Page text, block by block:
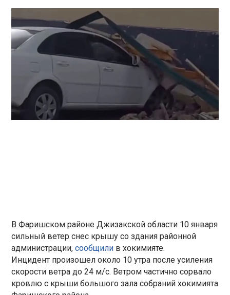
В Фаришском районе Джизакской области 10 января
сильный ветер снес крышу со здания районной
администрации,сообщили в хокимияте.
Инцидент произошел около 10 утра после усиления
скорости ветра до 24 м/с. Ветром частично сорвало
кровлю с крыши большого зала собраний хокимията